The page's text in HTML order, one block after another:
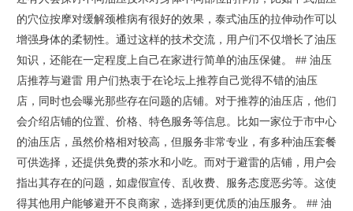
的穴位按摩对缓解颈椎病有很好的效果，泰式油压的拉伸动作可以
增强身体的柔韧性。通过这样的技术交流，用户们不仅增长了油压
知识，还能在一定程度上自己在家进行简单的油压保健。 ## 油压
店推荐与避雷 用户们热衷于在论坛上推荐自己觉得不错的油压
店，同时也会曝光那些存在问题的店铺。对于推荐的油压店，他们
会介绍店铺的位置、价格、特色服务等信息。比如一家位于市中心
的油压店，虽然价格相对较高，但服务非常专业，有多种油压套餐
可供选择，还提供免费的茶水和小吃。而对于避雷的店铺，用户会
指出其存在的问题，如虚假宣传、乱收费、服务态度恶劣等。这使
得其他用户能够避开不良商家，选择到更优质的油压服务。 ## 油